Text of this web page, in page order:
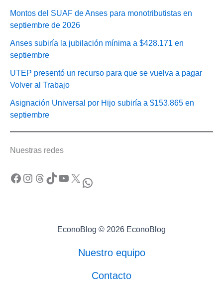
Montos del SUAF de Anses para monotributistas en
septiembre de 2026
Anses subiría la jubilación mínima a $428.171 en
septiembre
UTEP presentó un recurso para que se vuelva a pagar
Volver al Trabajo
Asignación Universal por Hijo subiría a $153.865 en
septiembre
Nuestras redes
Facebook Instagram Threads TikTok YouTube X WhatsApp
EconoBlog © 2026 EconoBlog
Nuestro equipo
Contacto